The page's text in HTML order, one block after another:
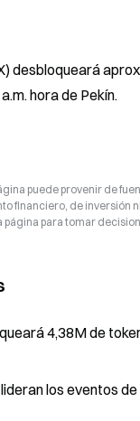
desbloqueará
hora de Pekín.
puede provenir de
financiero, de inversión
para tomar
4,38M de
los eventos